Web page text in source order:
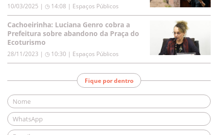
10/03/2025 | ◷ 14:08 | Espaços Públicos
Cachoeirinha: Luciana Genro cobra a
Prefeitura sobre abandono da Praça do
Ecoturismo
28/11/2023 | ◷ 10:30 | Espaços Públicos
Fique por dentro